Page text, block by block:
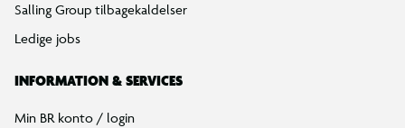
Salling Group tilbagekaldelser
Ledige jobs
INFORMATION & SERVICES
Min BR konto / login